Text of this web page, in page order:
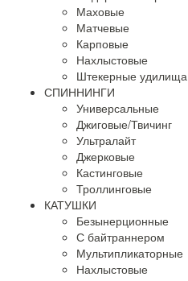
Маховые
Матчевые
Карповые
Нахлыстовые
Штекерные удилища
СПИННИНГИ
Универсальные
Джиговые/Твичинг
Ультралайт
Джерковые
Кастинговые
Троллинговые
КАТУШКИ
Безынерционные
С байтраннером
Мультипликаторные
Нахлыстовые